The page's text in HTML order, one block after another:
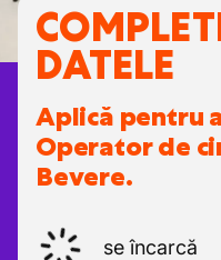
DATELE
Aplică pentru
Operator de
Bevere.
se încarcă